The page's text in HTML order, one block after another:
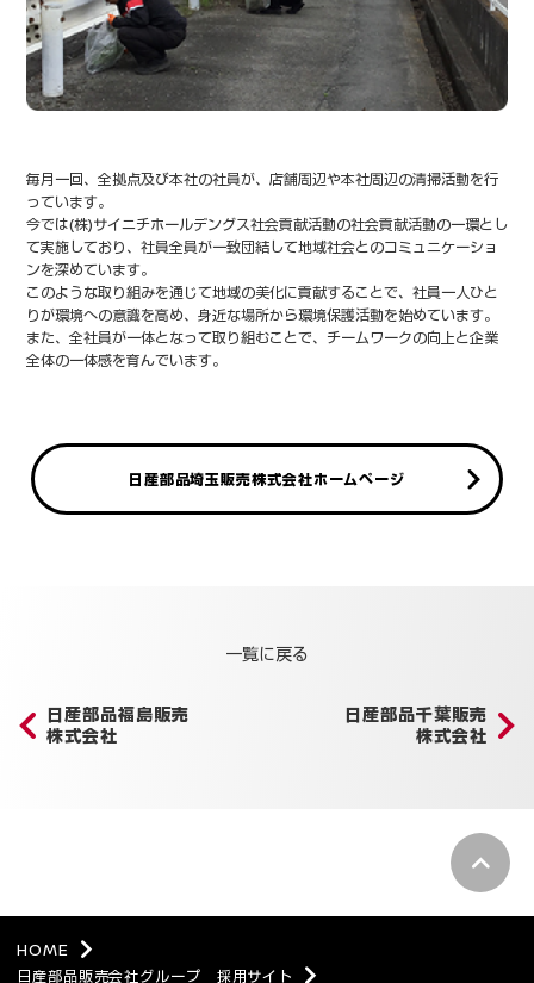
毎月一回、全拠点及び本社の社員が、店舗周辺や本社周辺の清掃活動を行
っています。
今では(株)サイニチホールデングス社会貢献活動の社会貢献活動の一環とし
て実施しており、社員全員が一致団結して地域社会とのコミュニケーショ
ンを深めています。
このような取り組みを通じて地域の美化に貢献することで、社員一人ひと
りが環境への意識を高め、身近な場所から環境保護活動を始めています。
また、全社員が一体となって取り組むことで、チームワークの向上と企業
全体の一体感を育んでいます。
日産部品埼玉販売株式会社ホームページ
日産部品福島販売
株式会社
一覧に戻る
日産部品千葉販売
株式会社
pagetop
HOME
日産部品販売会社グループ 採用サイト